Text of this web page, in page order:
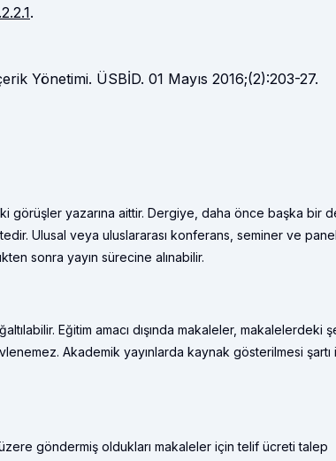
.
Yönetimi. ÜSBİD. 01 Mayıs 2016;(2):203-27.
görüşler yazarına aittir. Dergiye, daha önce başka bir
Ulusal veya uluslararası konferans, seminer ve
sonra yayın sürecine alınabilir.
Eğitim amacı dışında makaleler, makalelerdeki
Akademik yayınlarda kaynak gösterilmesi şartı
göndermiş oldukları makaleler için telif ücreti talep